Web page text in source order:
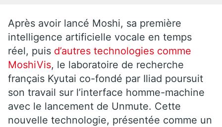
Après avoir lancé Moshi, sa première
intelligence artificielle vocale en temps
réel, puis d’autres technologies comme
MoshiVis, le laboratoire de recherche
français Kyutai co-fondé par Iliad poursuit
son travail sur l’interface homme-machine
avec le lancement de Unmute. Cette
nouvelle technologie, présentée comme un